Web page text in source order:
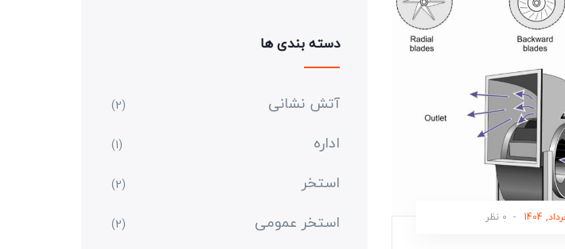
- 0 نظر
دسته بندی ها
آتش نشانی (2)
اداره (1)
استخر (2)
استخر عمومی (2)